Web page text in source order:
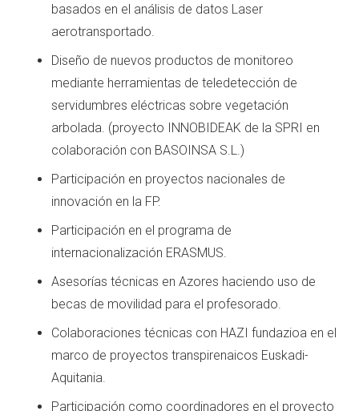
basados en el análisis de datos Laser
aerotransportado.
Diseño de nuevos productos de monitoreo
mediante herramientas de teledetección de
servidumbres eléctricas sobre vegetación
arbolada. (proyecto INNOBIDEAK de la SPRI en
colaboración con BASOINSA S.L.)
Participación en proyectos nacionales de
innovación en la FP.
Participación en el programa de
internacionalización ERASMUS.
Asesorías técnicas en Azores haciendo uso de
becas de movilidad para el profesorado.
Colaboraciones técnicas con HAZI fundazioa en el
marco de proyectos transpirenaicos Euskadi-
Aquitania.
Participación como coordinadores en el proyecto